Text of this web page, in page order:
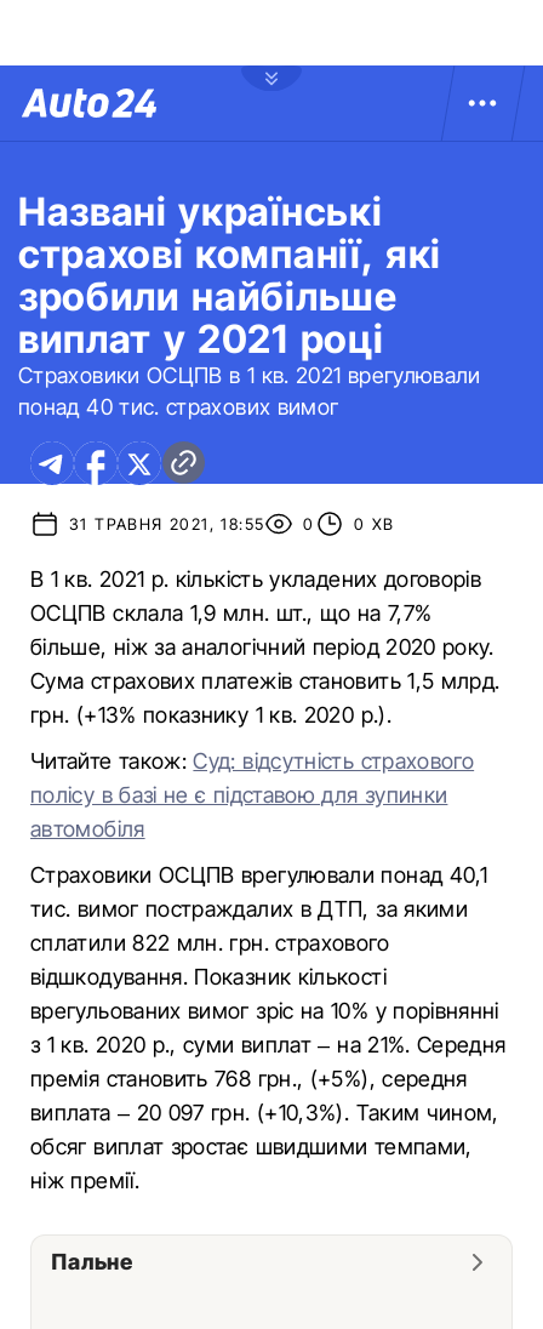
Названі українські
страхові компанії, які
зробили найбільше
виплат у 2021 році
Страховики ОСЦПВ в 1 кв. 2021 врегулювали
понад 40 тис. страхових вимог
31 ТРАВНЯ 2021, 18:55 0 0 ХВ
В 1 кв. 2021 р. кількість укладених договорів
ОСЦПВ склала 1,9 млн. шт., що на 7,7%
більше, ніж за аналогічний період 2020 року.
Сума страхових платежів становить 1,5 млрд.
грн. (+13% показнику 1 кв. 2020 р.).
Читайте також:Суд: відсутність страхового
полісу в базі не є підставою для зупинки
автомобіля
Страховики ОСЦПВ врегулювали понад 40,1
тис. вимог постраждалих в ДТП, за якими
сплатили 822 млн. грн. страхового
відшкодування. Показник кількості
врегульованих вимог зріс на 10% у порівнянні
з 1 кв. 2020 р., суми виплат – на 21%. Середня
премія становить 768 грн., (+5%), середня
виплата – 20 097 грн. (+10,3%). Таким чином,
обсяг виплат зростає швидшими темпами,
ніж премії.
Пальне